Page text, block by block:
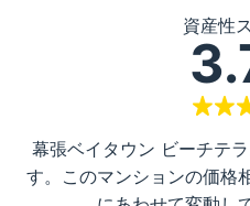
資産性
幕張ベイタウン ビーチテ
す。このマンションの価格